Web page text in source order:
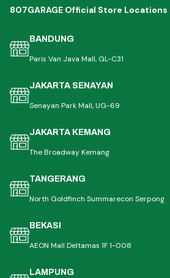
807GARAGE Official Store Locations
BANDUNG
Paris Van Java Mall, GL-C31
JAKARTA SENAYAN
Senayan Park Mall, UG-69
JAKARTA KEMANG
The Broadway Kemang
TANGERANG
North Goldfinch Summarecon Serpong
BEKASI
AEON Mall Deltamas 1F 1-008
LAMPUNG